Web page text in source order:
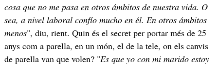
cosa que no me pasa en otros ámbitos de nuestra vida. O
sea, a nivel laboral confío mucho en él. En otros ámbitos
menos", diu, rient. Quin és el secret per portar més de 25
anys com a parella, en un món, el de la tele, on els canvis
de parella van que volen? "Es que yo con mi marido estoy